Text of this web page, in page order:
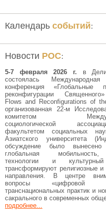
Календарь событий:
Новости РОС:
5-7 февраля 2026 г. в
состоялась Международная
конференция «Глобальные
реконфигурации
Flows and Reconfigurations of
организованная 22-м
комитетом
социологической
факультетом социальных
Азиатского университета
обсуждение было
глобальная
технологии и
трансформируют религиозные
направления. В центре
вопросы «цифровой
транснациональных практик и
сакрального в современных
подробнее...